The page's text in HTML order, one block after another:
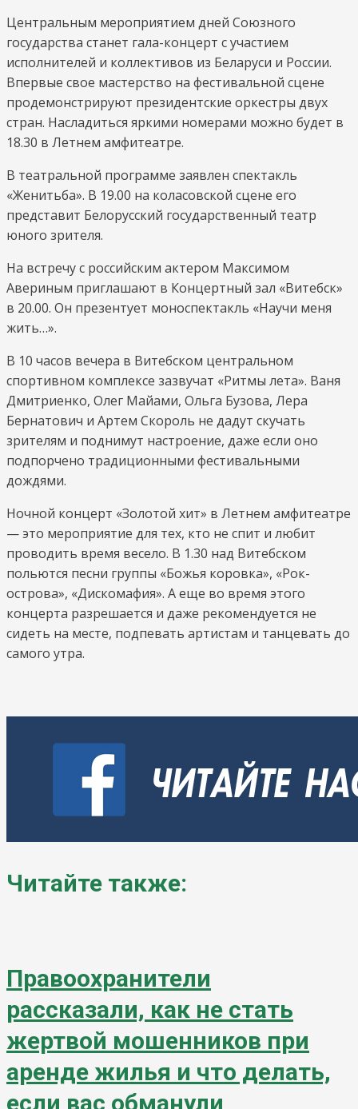
Центральным мероприятием дней Союзного
государства станет гала-концерт с участием
исполнителей и коллективов из Беларуси и России.
Впервые свое мастерство на фестивальной сцене
продемонстрируют президентские оркестры двух
стран. Насладиться яркими номерами можно будет в
18.30 в Летнем амфитеатре.
В театральной программе заявлен спектакль
«Женитьба». В 19.00 на коласовской сцене его
представит Белорусский государственный театр
юного зрителя.
На встречу с российским актером Максимом
Авериным приглашают в Концертный зал «Витебск»
в 20.00. Он презентует моноспектакль «Научи меня
жить…».
В 10 часов вечера в Витебском центральном
спортивном комплексе зазвучат «Ритмы лета». Ваня
Дмитриенко, Олег Майами, Ольга Бузова, Лера
Бернатович и Артем Скороль не дадут скучать
зрителям и поднимут настроение, даже если оно
подпорчено традиционными фестивальными
дождями.
Ночной концерт «Золотой хит» в Летнем амфитеатре
— это мероприятие для тех, кто не спит и любит
проводить время весело. В 1.30 над Витебском
польются песни группы «Божья коровка», «Рок-
острова», «Дискомафия». А еще во время этого
концерта разрешается и даже рекомендуется не
сидеть на месте, подпевать артистам и танцевать до
самого утра.
Читайте также:
Правоохранители
рассказали, как не стать
жертвой мошенников при
аренде жилья и что делать,
если вас обманули